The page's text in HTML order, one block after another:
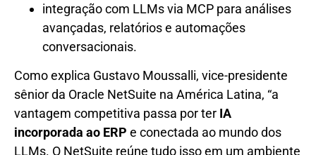
integração com LLMs via MCP para análises
avançadas, relatórios e automações
conversacionais.
Como explica Gustavo Moussalli, vice-presidente
sênior da Oracle NetSuite na América Latina, “a
vantagem competitiva passa por ter IA
incorporada ao ERP e conectada ao mundo dos
LLMs. O NetSuite reúne tudo isso em um ambiente